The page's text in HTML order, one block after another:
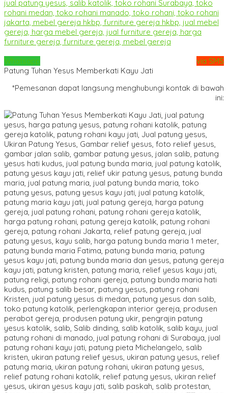
Whatsapp
via SMS
Patung Tuhan Yesus Memberkati Kayu Jati
*Pemesanan dapat langsung menghubungi kontak di bawah
ini: